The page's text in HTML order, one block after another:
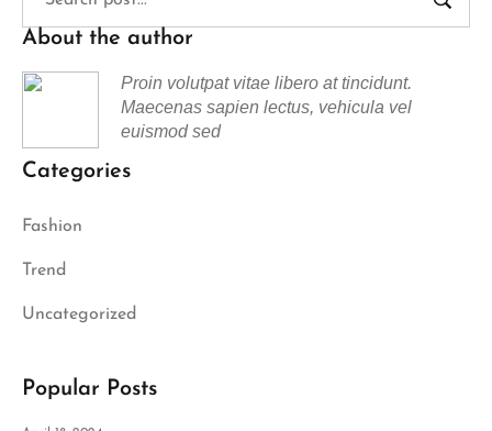
About the author
Proin volutpat vitae libero at tincidunt.
Maecenas sapien lectus, vehicula vel
euismod sed
Categories
Fashion
Trend
Uncategorized
Popular Posts